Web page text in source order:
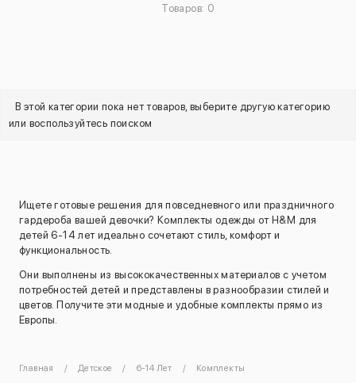
Товаров: 0
В этой категории пока нет товаров, выберите другую категорию
или воспользуйтесь поиском
Ищете готовые решения для повседневного или праздничного
гардероба вашей девочки? Комплекты одежды от H&M для
детей 6-14 лет идеально сочетают стиль, комфорт и
функциональность.
Они выполнены из высококачественных материалов с учетом
потребностей детей и представлены в разнообразии стилей и
цветов. Получите эти модные и удобные комплекты прямо из
Европы.
Главная Детское 6-14 Лет Комплекты